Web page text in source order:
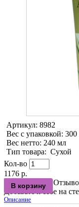
Артикул: 8982
Вес с упаковкой: 300
Вес нетто: 240 мл
Тип товара: Сухой
Кол-во
1176 р.
Добавьте к себе на
Описание